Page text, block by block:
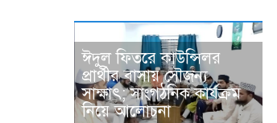
ঈদুল ফিতরে কাউন্সিলর
প্রার্থীর বাসায় সৌজন্য
সাক্ষাৎ; সাংগঠনিক কার্যক্রম
নিয়ে আলোচনা